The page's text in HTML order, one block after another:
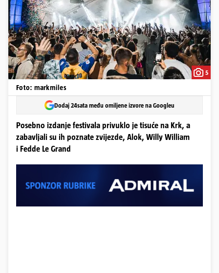
5
Foto: markmiles
Dodaj 24sata među omiljene izvore na Googleu
Posebno izdanje festivala privuklo je tisuće na Krk, a
zabavljali su ih poznate zvijezde, Alok, Willy William
i Fedde Le Grand